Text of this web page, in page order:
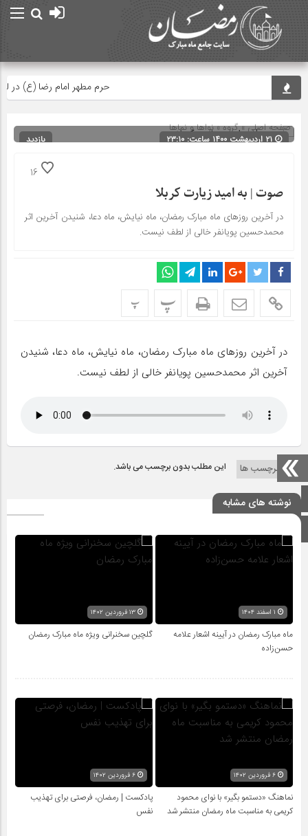
صفحه اصلی
حرم مطهر امام رضا (ع) در
صفحه اصلی» گروه »نواها و نماها
۲۱ اردیبهشت ۱۴۰۰ ساعت: ۲۳:۱۰
بازدید
16
صوت | به امید زیارت کربلا
در آخرین روزهای ماه مبارک رمضان، ماه نیایش، ماه دعا، شنیدن آخرین اثر
محمدحسین پویانفر خالی از لطف نیست.
پ پ
در آخرین روزهای ماه مبارک رمضان، ماه نیایش، ماه دعا، شنیدن
آخرین اثر محمدحسین پویانفر خالی از لطف نیست.
برچسب ها این مطلب بدون برچسب می باشد.
نوشته های مشابه
ماه مبارک رمضان در آیینه اشعار علامه
حسن‌زاده
گلچین سخنرانی ویژه ماه مبارک رمضان
۶ فروردین ۱۴۰۲
نماهنگ «دستمو بگیر» با نوای محمود
کریمی به مناسبت ماه رمضان منتشر شد
پادکست | رمضان، فرصتی برای تهذیب
نفس